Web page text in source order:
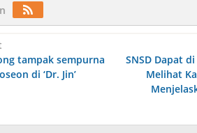
tampak sempurna
di ‘Dr. Jin’
SNSD Dapat
Melihat